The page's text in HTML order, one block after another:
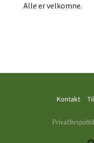
Alle er velkomne.
Kontakt